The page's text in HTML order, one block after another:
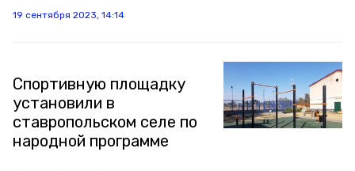
19 сентября 2023, 14:14
Спортивную площадку
установили в
ставропольском селе по
народной программе